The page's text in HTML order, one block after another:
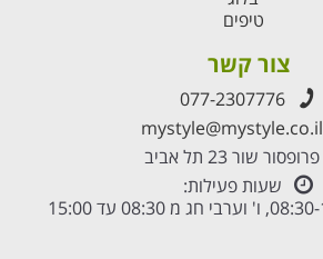
טיפים
צור קשר
077-2307776
mystyle@mystyle.co.il
פרופסור שור 23 תל אביב
שעות פעילות: